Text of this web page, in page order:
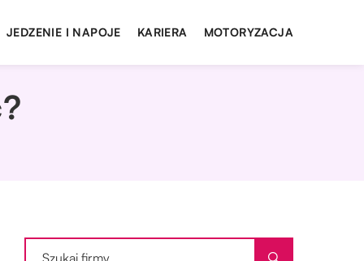
JEDZENIE I NAPOJE KARIERA MOTORYZACJA